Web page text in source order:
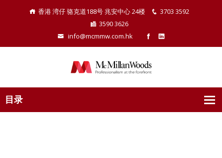
香港 湾仔 骆克道188号 兆安中心 24楼
3703 3592
3590 3626
info@mcmmw.com.hk